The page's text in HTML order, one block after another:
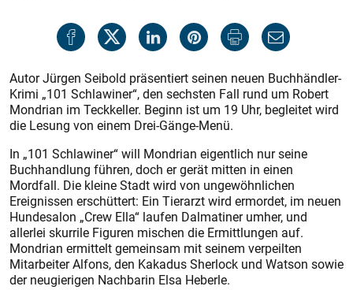
Autor Jürgen Seibold präsentiert seinen neuen Buchhändler-
Krimi „101 Schlawiner“, den sechsten Fall rund um Robert
Mondrian im Teckkeller. Beginn ist um 19 Uhr, begleitet wird
die Lesung von einem Drei-Gänge-Menü.
In „101 Schlawiner“ will Mondrian eigentlich nur seine
Buchhandlung führen, doch er gerät mitten in einen
Mordfall. Die kleine Stadt wird von ungewöhnlichen
Ereignissen erschüttert: Ein Tierarzt wird ermordet, im neuen
Hundesalon „Crew Ella“ laufen Dalmatiner umher, und
allerlei skurrile Figuren mischen die Ermittlungen auf.
Mondrian ermittelt gemeinsam mit seinem verpeilten
Mitarbeiter Alfons, den Kakadus Sherlock und Watson sowie
der neugierigen Nachbarin Elsa Heberle.